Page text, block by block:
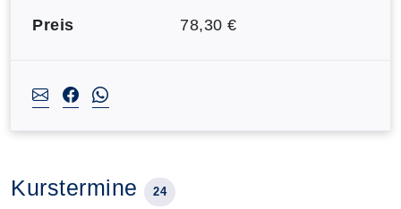
Preis 78,30 €
Kurstermine 24